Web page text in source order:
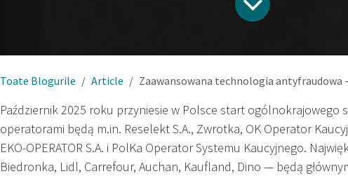
Toate Blogurile Article Zaawansowana technologia antyfraudowa — Fundament
Październik 2025 roku przyniesie w Polsce start ogólnokrajowego
operatorami będą m.in. Reselekt S.A., Zwrotka, OK Operator
EKO-OPERATOR S.A. i PolKa Operator Systemu Kaucyjnego.
Biedronka, Lidl, Carrefour, Auchan, Kaufland, Dino — będą